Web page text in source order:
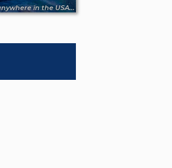
in the USA...